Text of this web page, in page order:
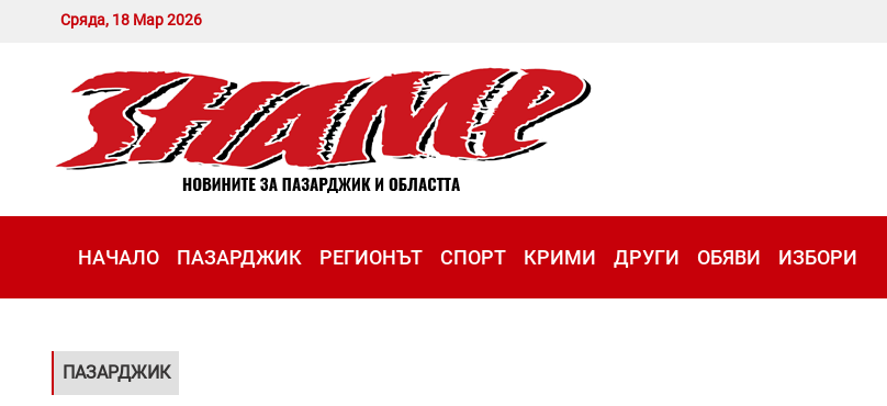
Сряда, 18 Мар 2026
НАЧАЛО ПАЗАРДЖИК РЕГИОНЪТ СПОРТ КРИМИ ДРУГИ ОБЯВИ ИЗБОРИ
ПАЗАРДЖИК